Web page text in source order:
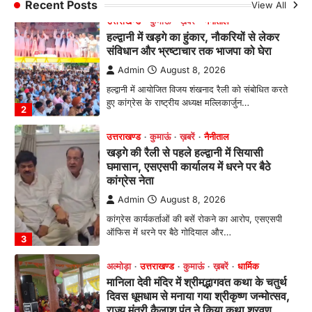
Recent Posts View All
3
उत्तराखण्ड कुमाऊं ख़बरें नैनीताल
खड़गे की रैली से पहले हल्द्वानी में सियासी
घमासान, एसएसपी कार्यालय में धरने पर बैठे
कांग्रेस नेता
Admin August 8, 2026
कांग्रेस कार्यकर्ताओं की बसें रोकने का आरोप, एसएसपी
ऑफिस में धरने पर बैठे गोदियाल और…
4
अल्मोड़ा उत्तराखण्ड कुमाऊं ख़बरें
मानिला देवी मंदिर में श्रीमद्भागवत कथा के चतुर्थ
दिवस धूमधाम से मनाया गया श्रीकृष्ण जन्मोत्सव,
राज्य मंत्री कैलाश पंत ने किया कथा श्रवण
Admin August 6, 2026
रानीखेत। मानिला देवी मंदिर, कमराड़/विनायक क्षेत्र में
आयोजित श्रीमद्भागवत कथा के चतुर्थ दिवस गुरुवार को…
अल्मोड़ा उत्तराखण्ड ख़बरें
इंटर-एपीएस सेंट्रल कमांड चेस क्लस्टर-2 में
याग्यिका कुंद्रा ने लहराया परचम, अंडर-14 वर्ग